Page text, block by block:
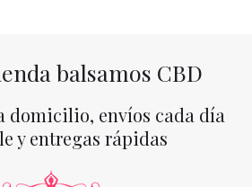
balsamos CBD
domicilio, envíos cada día
y entregas rápidas